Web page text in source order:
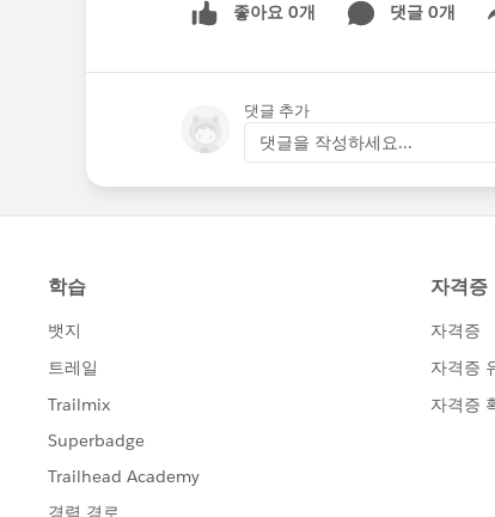
좋아요 0개 댓글 0개
댓글 추가
댓글을 작성하세요...